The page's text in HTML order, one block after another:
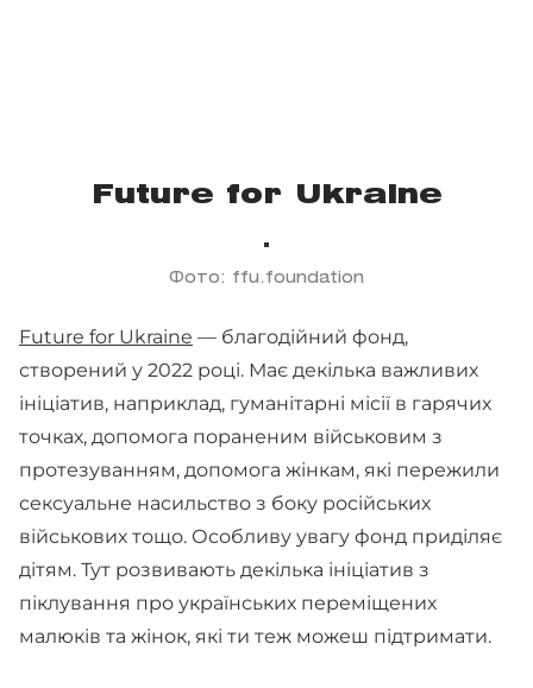
Future for Ukraine
Фото: ffu.foundation
Future for Ukraine — благодійний фонд,
створений у 2022 році. Має декілька важливих
ініціатив, наприклад, гуманітарні місії в гарячих
точках, допомога пораненим військовим з
протезуванням, допомога жінкам, які пережили
сексуальне насильство з боку російських
військових тощо. Особливу увагу фонд приділяє
дітям. Тут розвивають декілька ініціатив з
піклування про українських переміщених
малюків та жінок, які ти теж можеш підтримати.